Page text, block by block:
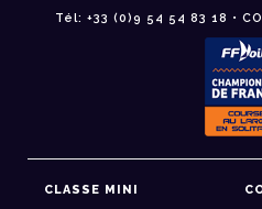
Tél: +33 (0)9 54 54 83 18 •
CLASSE MINI